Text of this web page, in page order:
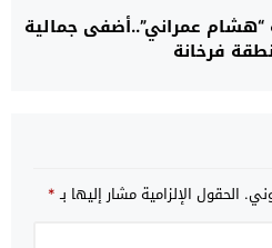
“هشام عمراني”..أضفى جمالية
فرخانة
الحقول الإلزامية مشار إليها بـ*